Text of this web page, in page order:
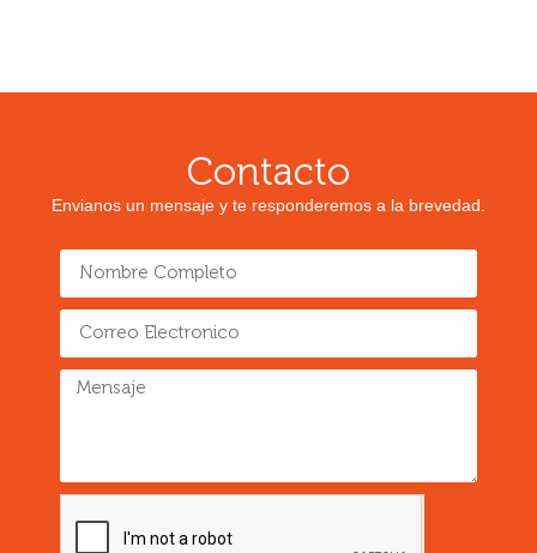
Contacto
Envianos un mensaje y te responderemos a la brevedad.